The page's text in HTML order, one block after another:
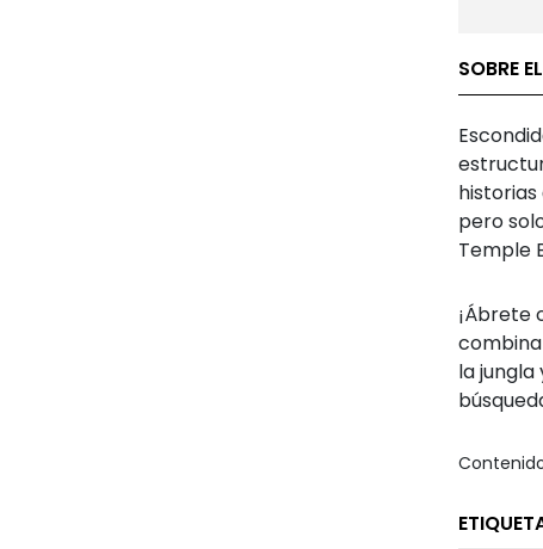
SOBRE
pero
Temple
¡Ábrete
la